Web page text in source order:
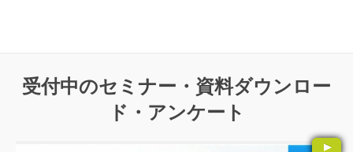
受付中のセミナー・資料ダウンロー
ド・アンケート